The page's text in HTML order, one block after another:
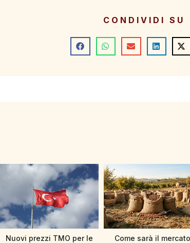
CONDIVIDI SU
Nuovi prezzi TMO per le
Come sarà il mercato